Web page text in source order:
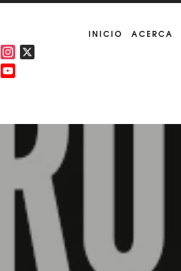
INICIO ACERCA
FacebookInstagram